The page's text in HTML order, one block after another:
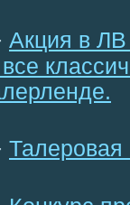
Акция в
Талеровая